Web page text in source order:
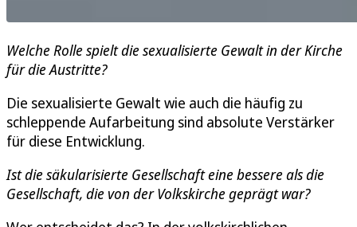
Welche Rolle spielt die sexualisierte Gewalt in der Kirche
für die Austritte?
Die sexualisierte Gewalt wie auch die häufig zu
schleppende Aufarbeitung sind absolute Verstärker
für diese Entwicklung.
Ist die säkularisierte Gesellschaft eine bessere als die
Gesellschaft, die von der Volkskirche geprägt war?